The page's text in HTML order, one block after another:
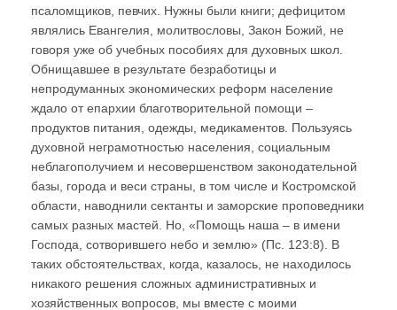
псаломщиков, певчих. Нужны были книги; дефицитом
являлись Евангелия, молитвословы, Закон Божий, не
говоря уже об учебных пособиях для духовных школ.
Обнищавшее в результате безработицы и
непродуманных экономических реформ население
ждало от епархии благотворительной помощи –
продуктов питания, одежды, медикаментов. Пользуясь
духовной неграмотностью населения, социальным
неблагополучием и несовершенством законодательной
базы, города и веси страны, в том числе и Костромской
области, наводнили сектанты и заморские проповедники
самых разных мастей. Но, «Помощь наша – в имени
Господа, сотворившего небо и землю» (Пс. 123:8). В
таких обстоятельствах, когда, казалось, не находилось
никакого решения сложных административных и
хозяйственных вопросов, мы вместе с моими